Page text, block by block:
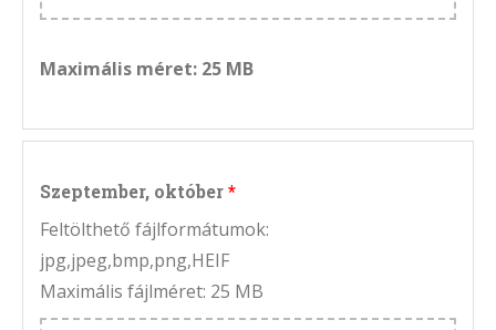
Maximális méret: 25 MB
Szeptember, október
Feltölthető fájlformátumok:
jpg,jpeg,bmp,png,HEIF
Maximális fájlméret: 25 MB